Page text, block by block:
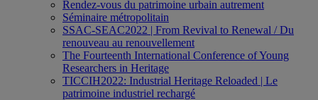
Rendez-vous du patrimoine urbain autrement
Séminaire métropolitain
SSAC-SEAC2022 | From Revival to Renewal / Du
renouveau au renouvellement
The Fourteenth International Conference of Young
Researchers in Heritage
TICCIH2022: Industrial Heritage Reloaded | Le
patrimoine industriel rechargé